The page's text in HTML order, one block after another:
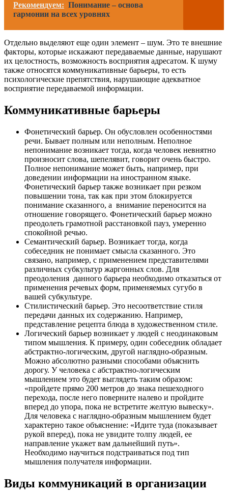
Рекомендуем: Понимание – основа
гармонии на всех уровнях
Отдельно выделяют еще один элемент – шум. Это те внешние
факторы, которые искажают передаваемые данные, нарушают
их целостность, возможность восприятия адресатом. К шуму
также относятся коммуникативные барьеры, то есть
психологические препятствия, нарушающие адекватное
восприятие передаваемой информации.
Коммуникативные барьеры
Фонетический барьер. Он обусловлен особенностями
речи. Бывает полным или неполным. Неполное
непонимание возникает тогда, когда человек невнятно
произносит слова, шепелявит, говорит очень быстро.
Полное непонимание может быть, например, при
доведении информации на иностранном языке.
Фонетический барьер также возникает при резком
повышении тона, так как при этом блокируется
понимание сказанного, а внимание переносится на
отношение говорящего. Фонетический барьер можно
преодолеть грамотной расстановкой пауз, умеренно
спокойной речью.
Семантический барьер. Возникает тогда, когда
собеседник не понимает смысла сказанного. Это
связано, например, с применением представителями
различных субкультур жаргонных слов. Для
преодоления данного барьера необходимо отказаться от
применения речевых форм, применяемых сугубо в
вашей субкультуре.
Стилистический барьер. Это несоответствие стиля
передачи данных их содержанию. Например,
представление рецепта блюда в художественном стиле.
Логический барьер возникает у людей с неодинаковым
типом мышления. К примеру, один собеседник обладает
абстрактно-логическим, другой наглядно-образным.
Можно абсолютно разными способами объяснить
дорогу. У человека с абстрактно-логическим
мышлением это будет выглядеть таким образом:
«пройдете прямо 200 метров до знака пешеходного
перехода, после него поверните налево и пройдите
вперед до упора, пока не встретите желтую вывеску».
Для человека с наглядно-образным мышлением будет
характерно такое объяснение: «Идите туда (показывает
рукой вперед), пока не увидите толпу людей, ее
направление укажет вам дальнейший путь».
Необходимо научиться подстраиваться под тип
мышления получателя информации.
Виды коммуникаций в организации